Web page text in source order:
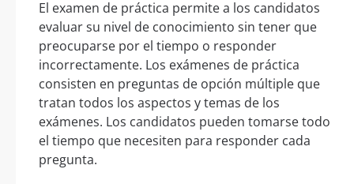
El examen de práctica permite a los candidatos
evaluar su nivel de conocimiento sin tener que
preocuparse por el tiempo o responder
incorrectamente. Los exámenes de práctica
consisten en preguntas de opción múltiple que
tratan todos los aspectos y temas de los
exámenes. Los candidatos pueden tomarse todo
el tiempo que necesiten para responder cada
pregunta.